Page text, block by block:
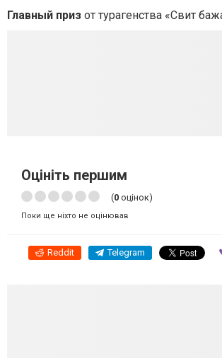
Главный приз от турагенства «Свит
Оцініть першим
(0 оцінок)
Поки ще ніхто не оцінював
Reddit Telegram